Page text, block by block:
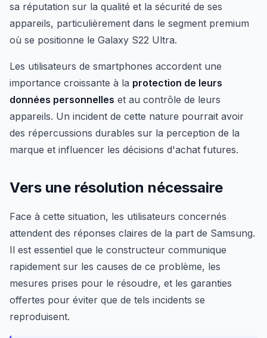
sa réputation sur la qualité et la sécurité de ses
appareils, particulièrement dans le segment premium
où se positionne le Galaxy S22 Ultra.
Les utilisateurs de smartphones accordent une
importance croissante à la protection de leurs
données personnelles et au contrôle de leurs
appareils. Un incident de cette nature pourrait avoir
des répercussions durables sur la perception de la
marque et influencer les décisions d'achat futures.
Vers une résolution nécessaire
Face à cette situation, les utilisateurs concernés
attendent des réponses claires de la part de Samsung.
Il est essentiel que le constructeur communique
rapidement sur les causes de ce problème, les
mesures prises pour le résoudre, et les garanties
offertes pour éviter que de tels incidents se
reproduisent.